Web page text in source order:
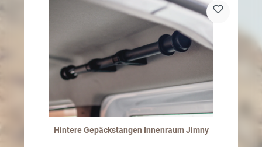
Hintere Gepäckstangen Innenraum Jimny